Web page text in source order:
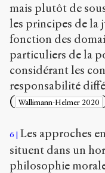
mais plutôt de
les principes de la
fonction des
particuliers de la
considérant les
responsabilité
( Wallimann-Helmer 2020
6
Les approches
situent dans un
philosophie